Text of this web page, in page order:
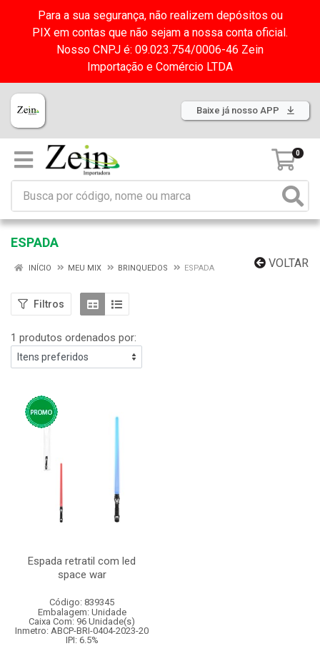
Para a sua segurança, não realizem depósitos ou
PIX em contas que não sejam a nossa conta oficial.
Nosso CNPJ é: 09.023.754/0006-46 Zein
Importação e Comércio LTDA
Baixe já nosso APP
0
ESPADA
VOLTAR
INÍCIO MEU MIX BRINQUEDOS ESPADA
Filtros
1 produtos ordenados por:
Espada retratil com led
space war
Código: 839345
Embalagem: Unidade
Caixa Com: 96 Unidade(s)
Inmetro: ABCP-BRI-0404-2023-20
IPI: 6.5%